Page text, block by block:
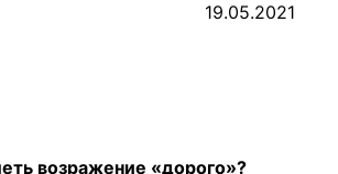
19.05.2021
возражение «дорого»?